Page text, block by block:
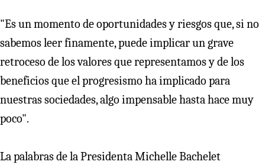
"Es un momento de oportunidades y riesgos que, si no
sabemos leer finamente, puede implicar un grave
retroceso de los valores que representamos y de los
beneficios que el progresismo ha implicado para
nuestras sociedades, algo impensable hasta hace muy
poco".
La palabras de la Presidenta Michelle Bachelet